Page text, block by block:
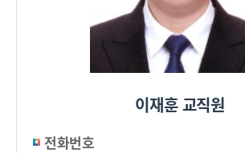
이재훈 교직원
전화번호